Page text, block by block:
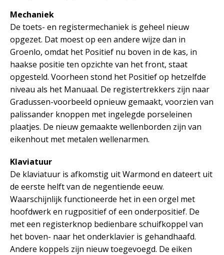
Mechaniek
De toets- en registermechaniek is geheel nieuw
opgezet. Dat moest op een andere wijze dan in
Groenlo, omdat het Positief nu boven in de kas, in
haakse positie ten opzichte van het front, staat
opgesteld. Voorheen stond het Positief op hetzelfde
niveau als het Manuaal. De registertrekkers zijn naar
Gradussen-voorbeeld opnieuw gemaakt, voorzien van
palissander knoppen met ingelegde porseleinen
plaatjes. De nieuw gemaakte wellenborden zijn van
eikenhout met metalen wellenarmen.
Klaviatuur
De klaviatuur is afkomstig uit Warmond en dateert uit
de eerste helft van de negentiende eeuw.
Waarschijnlijk functioneerde het in een orgel met
hoofdwerk en rugpositief of een onderpositief. De
met een registerknop bedienbare schuifkoppel van
het boven- naar het onderklavier is gehandhaafd.
Andere koppels zijn nieuw toegevoegd. De eiken